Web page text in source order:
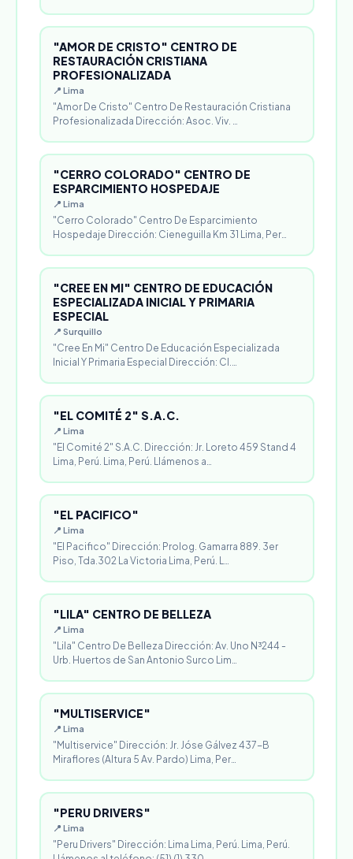
"AMOR DE CRISTO" CENTRO DE
RESTAURACIÓN CRISTIANA
PROFESIONALIZADA
📍 Lima
"Amor De Cristo" Centro De Restauración Cristiana
Profesionalizada Dirección: Asoc. Viv. …
"CERRO COLORADO" CENTRO DE
ESPARCIMIENTO HOSPEDAJE
📍 Lima
"Cerro Colorado" Centro De Esparcimiento
Hospedaje Dirección: Cieneguilla Km 31 Lima, Per…
"CREE EN MI" CENTRO DE EDUCACIÓN
ESPECIALIZADA INICIAL Y PRIMARIA
ESPECIAL
📍 Surquillo
"Cree En Mi" Centro De Educación Especializada
Inicial Y Primaria Especial Dirección: Cl.…
"EL COMITÉ 2" S.A.C.
📍 Lima
"El Comité 2" S.A.C. Dirección: Jr. Loreto 459 Stand 4
Lima, Perú. Lima, Perú. Llámenos a…
"EL PACIFICO"
📍 Lima
"El Pacifico" Dirección: Prolog. Gamarra 889. 3er
Piso, Tda.302 La Victoria Lima, Perú. L…
"LILA" CENTRO DE BELLEZA
📍 Lima
"Lila" Centro De Belleza Dirección: Av. Uno N³244 -
Urb. Huertos de San Antonio Surco Lim…
"MULTISERVICE"
📍 Lima
"Multiservice" Dirección: Jr. Jóse Gálvez 437-B
Miraflores (Altura 5 Av. Pardo) Lima, Per…
"PERU DRIVERS"
📍 Lima
"Peru Drivers" Dirección: Lima Lima, Perú. Lima, Perú.